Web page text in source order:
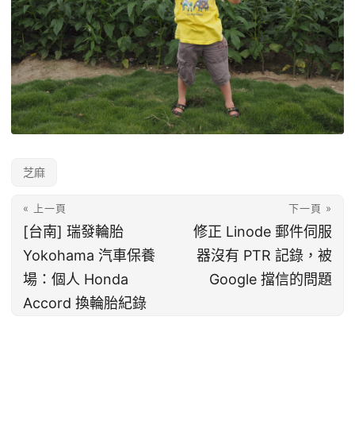
芝麻
« 上一頁
[台南] 瑞發輪胎
Yokohama 汽車保養
場：個人 Honda
Accord 換輪胎紀錄
下一頁 »
修正 Linode 郵件伺服
器沒有 PTR 記錄，被
Google 擋信的問題